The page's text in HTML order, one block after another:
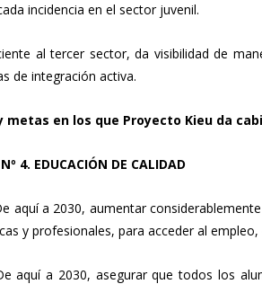
incidencia en el sector juvenil.
al tercer sector, da visibilidad de
de integración activa.
en los que Proyecto Kieu da
4. EDUCACIÓN DE CALIDAD
aquí a 2030, aumentar
y profesionales, para acceder al
aquí a 2030, asegurar que todos los